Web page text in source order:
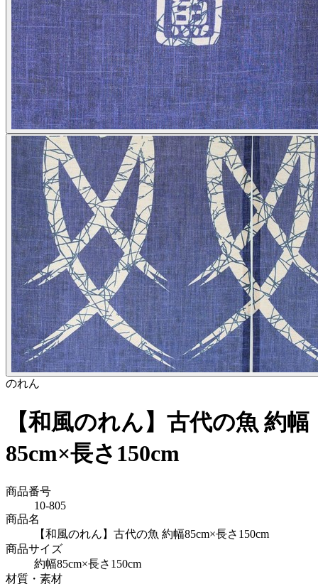
のれん
【和風のれん】古代の魚 約幅
85cm×長さ150cm
商品番号
10-805
商品名
【和風のれん】古代の魚 約幅85cm×長さ150cm
商品サイズ
約幅85cm×長さ150cm
材質・素材